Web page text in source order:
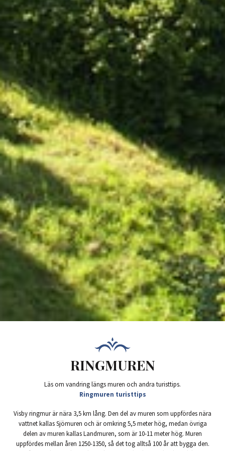
RINGMUREN
Läs om vandring längs muren och andra turisttips.
Ringmuren turisttips
Visby ringmur är nära 3,5 km lång. Den del av muren som uppfördes nära
vattnet kallas Sjömuren och är omkring 5,5 meter hög, medan övriga
delen av muren kallas Landmuren, som är 10-11 meter hög. Muren
uppfördes mellan åren 1250-1350, så det tog alltså 100 år att bygga den.